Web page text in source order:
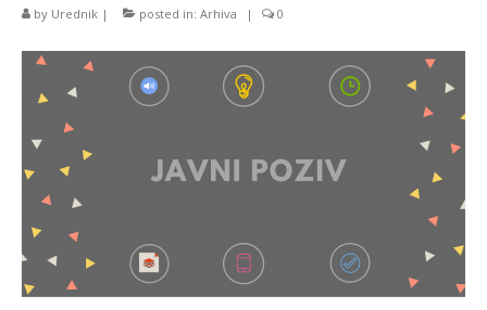
by Urednik | posted in: Arhiva | 0